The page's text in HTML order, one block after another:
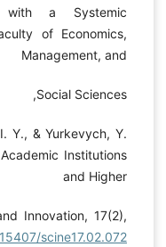
with a Systemic
of Economics,
Management, and
Social Sciences,
Y., & Yurkevych, Y.
Institutions
and Higher
Innovation, 17(2),
scine17.02.072